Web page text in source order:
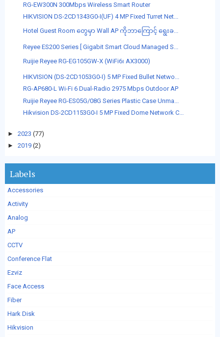
RG-EW300N 300Mbps Wireless Smart Router
HIKVISION DS-2CD1343G0-I(UF) 4 MP Fixed Turret Net...
Hotel Guest Room တွေမှာ Wall AP ကိုဘာကြောင့် ရွေးခ...
Reyee ES200 Series [ Gigabit Smart Cloud Managed S...
Ruijie Reyee RG-EG105GW-X (WiFi6၊ AX3000)
HIKVISION (DS-2CD1053G0-I) 5 MP Fixed Bullet Netwo...
RG-AP680-L Wi-Fi 6 Dual-Radio 2975 Mbps Outdoor AP
Ruijie Reyee RG-ES05G/08G Series Plastic Case Unma...
Hikvision DS-2CD1153G0-I 5 MP Fixed Dome Network C...
► 2023 (77)
► 2019 (2)
Labels
Accessories
Activity
Analog
AP
CCTV
Conference Flat
Ezviz
Face Access
Fiber
Hark Disk
Hikvision